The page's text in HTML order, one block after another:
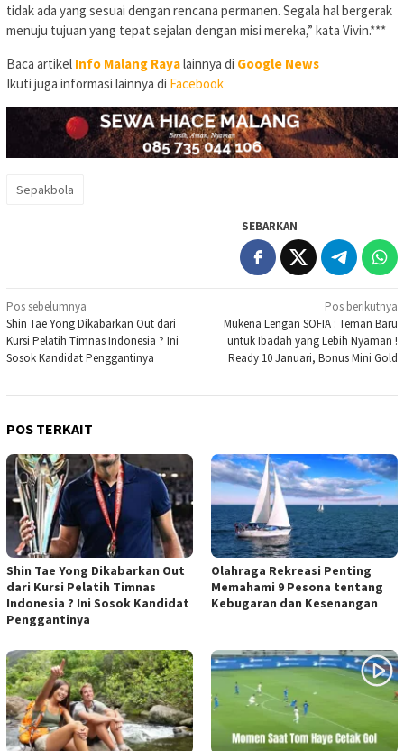
tidak ada yang sesuai dengan rencana permanen. Segala hal bergerak
menuju tujuan yang tepat sejalan dengan misi mereka,” kata Vivin.***
Baca artikel Info Malang Rayalainnya di Google News
Ikuti juga informasi lainnya di Facebook
Sepakbola
SEBARKAN
Navigasi
pos
Pos sebelumnya
Shin Tae Yong Dikabarkan Out dari
Kursi Pelatih Timnas Indonesia ? Ini
Sosok Kandidat Penggantinya
Pos berikutnya
Mukena Lengan SOFIA : Teman Baru
untuk Ibadah yang Lebih Nyaman !
Ready 10 Januari, Bonus Mini Gold
POS TERKAIT
Shin Tae Yong Dikabarkan Out
dari Kursi Pelatih Timnas
Indonesia ? Ini Sosok Kandidat
Penggantinya
Olahraga Rekreasi Penting
Memahami 9 Pesona tentang
Kebugaran dan Kesenangan